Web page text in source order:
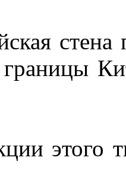
стена
границы
этого